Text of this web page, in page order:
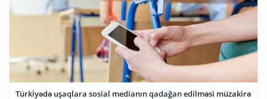
Türkiyədə uşaqlara sosial medianın qadağan edilməsi müzakirə